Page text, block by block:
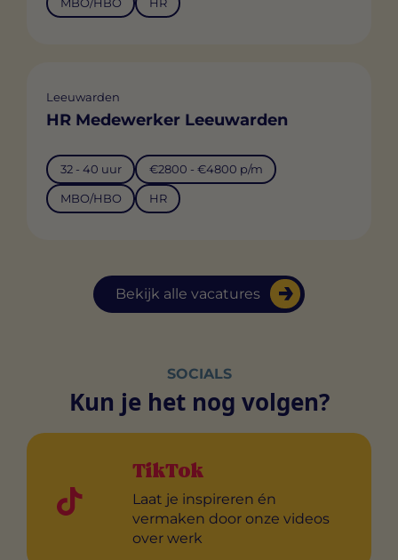
Bekijk alle vacatures
Leeuwarden
HR Medewerker Leeuwarden
32 - 40 uur €2800 - €4800 p/m
MBO/HBO HR
SOCIALS
Kun je het nog volgen?
TikTok
Laat je inspireren én
vermaken door onze videos
over werk